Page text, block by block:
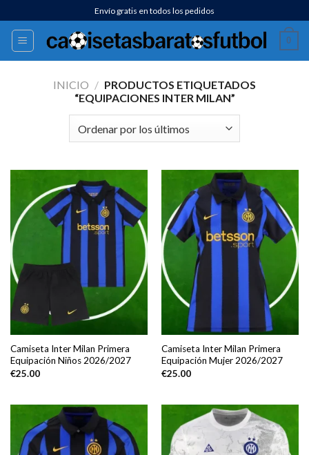
al
contenido
Envío gratis en todos los pedidos
0
INICIO / PRODUCTOS ETIQUETADOS
“EQUIPACIONES INTER MILAN”
Camiseta Inter Milan Primera
Equipación Niños 2026/2027
€25.00
Camiseta Inter Milan Primera
Equipación Mujer 2026/2027
€25.00